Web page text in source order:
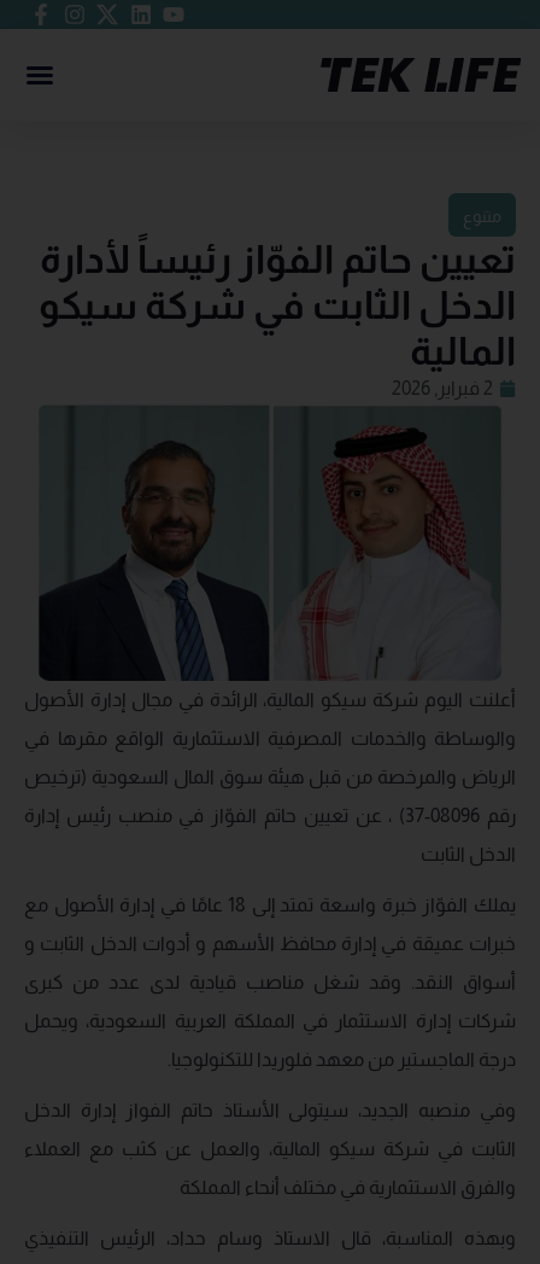
متنوع
تعيين حاتم الفوّاز رئيساً لأدارة
الدخل الثابت في شركة سيكو
المالية
2 فبراير, 2026
أعلنت اليوم شركة سيكو المالية، الرائدة في مجال إدارة الأصول
والوساطة والخدمات المصرفية الاستثمارية الواقع مقرها في
الرياض والمرخصة من قبل هيئة سوق المال السعودية (ترخيص
رقم 08096-37) ، عن تعيين حاتم الفوّاز في منصب رئيس إدارة
الدخل الثابت
يملك الفوّاز خبرة واسعة تمتد إلى 18 عامًا في إدارة الأصول مع
خبرات عميقة في إدارة محافظ الأسهم و أدوات الدخل الثابت و
أسواق النقد. وقد شغل مناصب قيادية لدى عدد من كبرى
شركات إدارة الاستثمار في المملكة العربية السعودية، ويحمل
درجة الماجستير من معهد فلوريدا للتكنولوجيا.
وفي منصبه الجديد، سيتولى الأستاذ حاتم الفواز إدارة الدخل
الثابت في شركة سيكو المالية، والعمل عن كثب مع العملاء
والفرق الاستثمارية في مختلف أنحاء المملكة
وبهذه المناسبة، قال الاستاذ وسام حداد، الرئيس التنفيذي